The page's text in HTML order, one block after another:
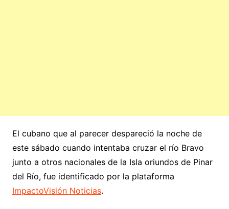
El cubano que al parecer despareció la noche de
este sábado cuando intentaba cruzar el río Bravo
junto a otros nacionales de la Isla oriundos de Pinar
del Río, fue identificado por la plataforma
ImpactoVisión Noticias.